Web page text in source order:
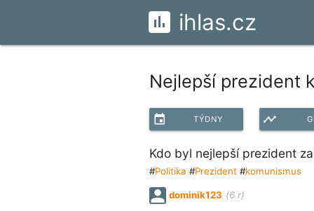
ihlas.cz
Nejlepší prezident
event TÝDNY timeline
Kdo byl nejlepší prezident
#Politika #Prezident#komunismus
dominik123 (6 r)